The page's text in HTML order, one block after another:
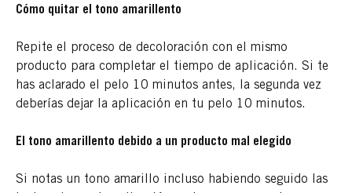
Cómo quitar el tono amarillento
Repite el proceso de decoloración con el mismo
producto para completar el tiempo de aplicación. Si te
has aclarado el pelo 10 minutos antes, la segunda vez
deberías dejar la aplicación en tu pelo 10 minutos.
El tono amarillento debido a un producto mal elegido
Si notas un tono amarillo incluso habiendo seguido las